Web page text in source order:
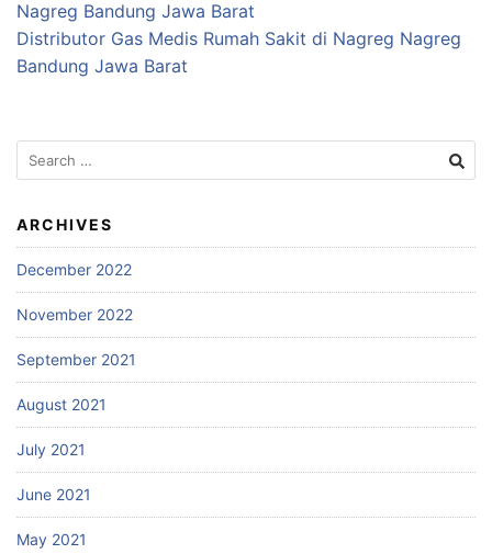
Nagreg Bandung Jawa Barat
Distributor Gas Medis Rumah Sakit di Nagreg Nagreg
Bandung Jawa Barat
Search
for:
ARCHIVES
December 2022
November 2022
September 2021
August 2021
July 2021
June 2021
May 2021